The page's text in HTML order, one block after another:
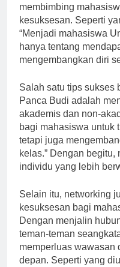
membimbing
kesuksesan. Seperti
“Menjadi mahasiswa
hanya tentang
mengembangkan diri
Salah satu tips sukses
Panca Budi adalah
akademis dan non-
bagi mahasiswa untuk
tetapi juga
kelas.” Dengan
individu yang lebih
Selain itu, networking
kesuksesan bagi
Dengan menjalin
teman-teman
memperluas wawasan
depan. Seperti yang